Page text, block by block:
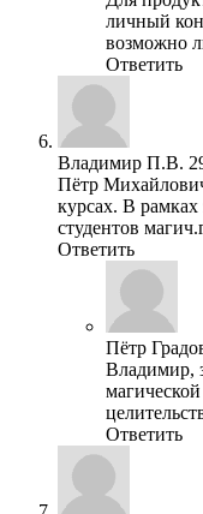
личный
возможно
Ответить
Владимир П.В.
Пётр
курсах. В рамках
студентов
Ответить
Пётр
Владимир,
Ответить